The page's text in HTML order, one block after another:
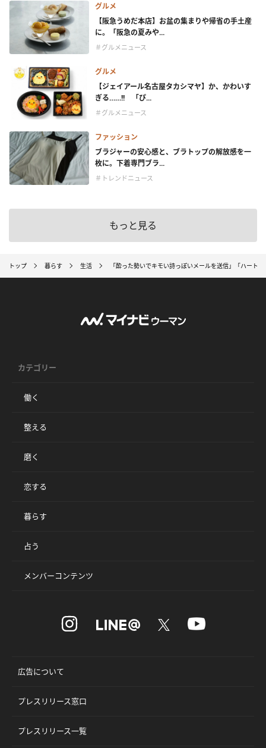
グルメ
【阪急うめだ本店】お盆の集まりや帰省の手土産
に。「阪急の夏みや...
＃グルメニュース
グルメ
【ジェイアール名古屋タカシマヤ】か、かわいす
ぎる……!! 「ぴ...
＃グルメニュース
ファッション
ブラジャーの安心感と、ブラトップの解放感を一
枚に。下着専門ブラ...
＃トレンドニュース
もっと見る
トップ 暮らす 生活 「酔った勢いでキモい詩っぽいメールを送信」「ハート
カテゴリー
働く
整える
磨く
恋する
暮らす
占う
メンバーコンテンツ
広告について
プレスリリース窓口
プレスリリース一覧